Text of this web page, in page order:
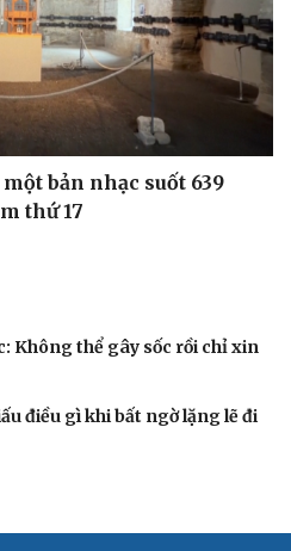
bản nhạc suốt 639
thứ 17
Không thể gây sốc rồi chỉ xin
điều gì khi bất ngờ lặng lẽ đi